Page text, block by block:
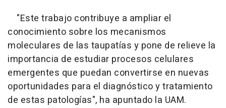
"Este trabajo contribuye a ampliar el
conocimiento sobre los mecanismos
moleculares de las taupatías y pone de relieve la
importancia de estudiar procesos celulares
emergentes que puedan convertirse en nuevas
oportunidades para el diagnóstico y tratamiento
de estas patologías", ha apuntado la UAM.